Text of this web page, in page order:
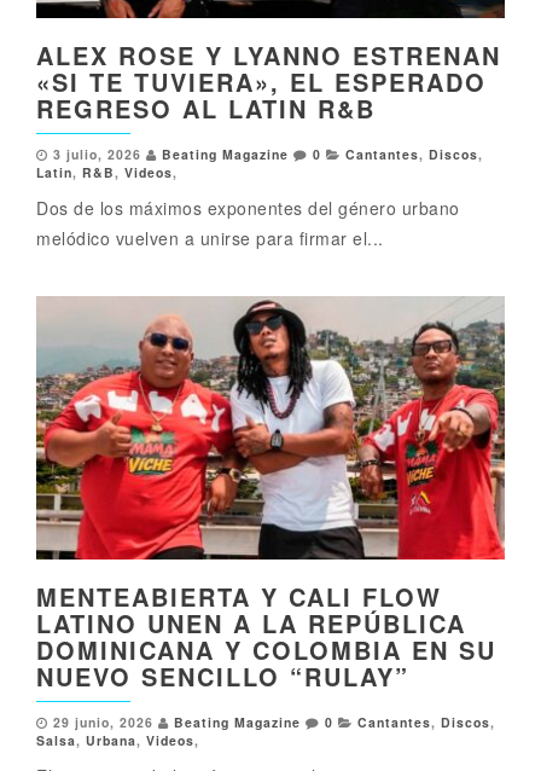
ALEX ROSE Y LYANNO ESTRENAN
«SI TE TUVIERA», EL ESPERADO
REGRESO AL LATIN R&B
3 julio, 2026 Beating Magazine 0 Cantantes, Discos,
Latin, R&B, Videos,
Dos de los máximos exponentes del género urbano
melódico vuelven a unirse para firmar el...
MENTEABIERTA Y CALI FLOW
LATINO UNEN A LA REPÚBLICA
DOMINICANA Y COLOMBIA EN SU
NUEVO SENCILLO “RULAY”
29 junio, 2026 Beating Magazine 0 Cantantes, Discos,
Salsa, Urbana, Videos,